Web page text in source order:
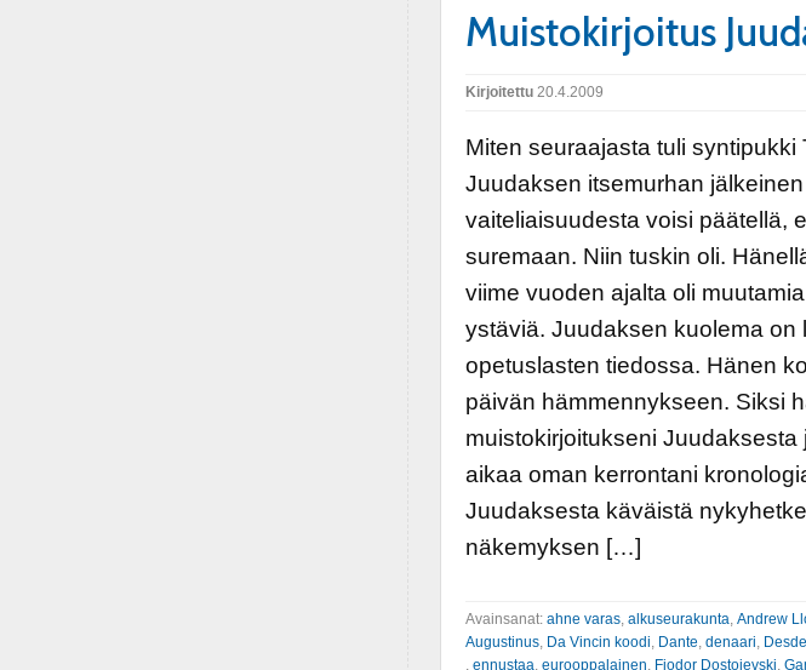
Muistokirjoitus
Kirjoitettu20.4.2009
Miten seuraajasta tuli
Juudaksen itsemurhan
vaiteliaisuudesta voisi päätellä,
suremaan. Niin tuskin oli.
viime vuoden ajalta oli
ystäviä. Juudaksen kuolema
opetuslasten tiedossa. Hänen
päivän hämmennykseen. Siksi
muistokirjoitukseni
aikaa oman kerrontani
Juudaksesta käväistä
näkemyksen […]
Avainsanat: ahne varas, alkuseurakunta Andrew
Augustinus, Da Vincin koodi Dante denaari
ennustaa eurooppalainen Fjodor Dostojevski